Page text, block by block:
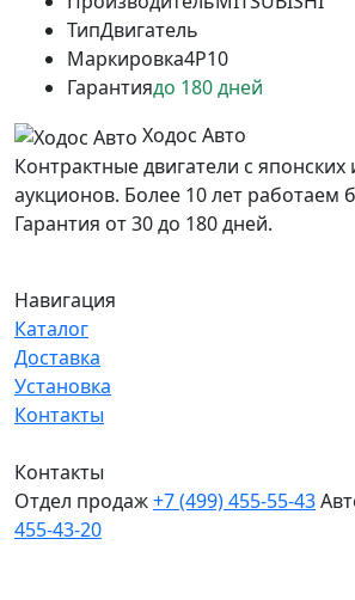
ТипДвигатель
Маркировка4P10
Гарантиядо 180 дней
Ходос Авто
Контрактные двигатели с японских
аукционов. Более 10 лет работаем
Гарантия от 30 до 180 дней.
Навигация
Каталог
Доставка
Установка
Контакты
Контакты
Отдел продаж+7 (499) 455-55-43
455-43-20